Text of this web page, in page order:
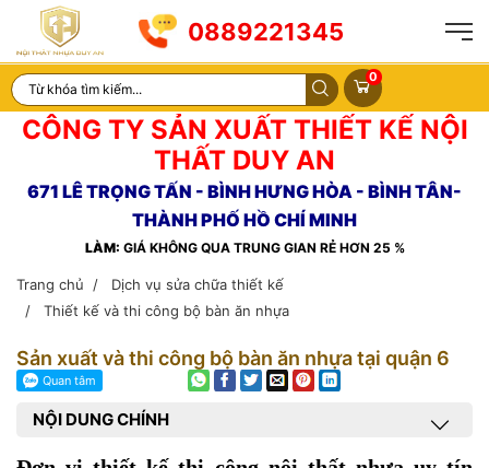
0889221345
0
CÔNG TY SẢN XUẤT THIẾT KẾ NỘI
THẤT DUY AN
671 LÊ TRỌNG TẤN - BÌNH HƯNG HÒA - BÌNH TÂN-
THÀNH PHỐ HỒ CHÍ MINH
LÀM: GIÁ KHÔNG QUA TRUNG GIAN RẺ HƠN 25 %
Trang chủ
Dịch vụ sửa chữa thiết kế
Thiết kế và thi công bộ bàn ăn nhựa
Sản xuất và thi công bộ bàn ăn nhựa tại quận 6
NỘI DUNG CHÍNH